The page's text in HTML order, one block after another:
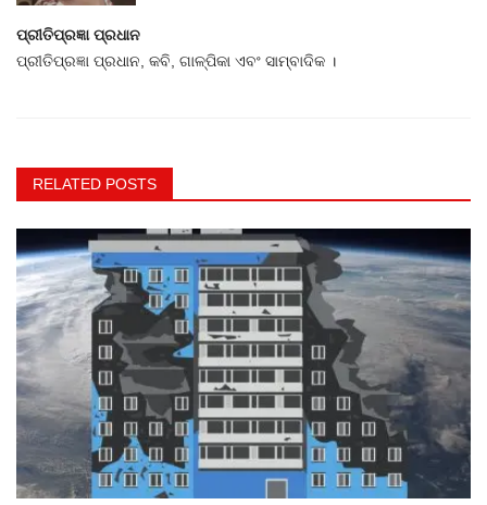
ପ୍ରୀତିପ୍ରଜ୍ଞା ପ୍ରଧାନ
ପ୍ରୀତିପ୍ରଜ୍ଞା ପ୍ରଧାନ, କବି, ଗାଳ୍ପିକା ଏବଂ ସାମ୍ବାଦିକ ।
RELATED POSTS